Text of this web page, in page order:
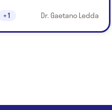
+1 Dr. Gaetano Ledda